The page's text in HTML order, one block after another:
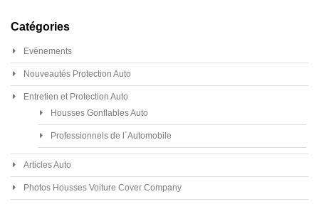
Catégories
Evénements
Nouveautés Protection Auto
Entretien et Protection Auto
Housses Gonflables Auto
Professionnels de l´Automobile
Articles Auto
Photos Housses Voiture Cover Company